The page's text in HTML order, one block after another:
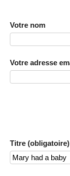
Votre nom
Votre adresse
Titre (obligatoire)